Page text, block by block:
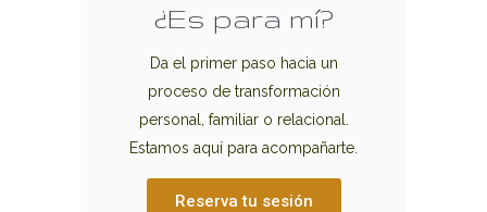
¿Es para mí?
Da el primer paso hacia un
proceso de transformación
personal, familiar o relacional.
Estamos aquí para acompañarte.
Reserva tu sesión